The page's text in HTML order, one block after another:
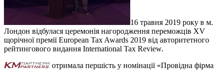
16 травня 2019 року в м.
Лондон відбулася церемонія нагородження переможців XV
щорічної премії European Tax Awards 2019 від авторитетного
рейтингового видання International Tax Review.
отримала першість у номінації «Провідна фірма